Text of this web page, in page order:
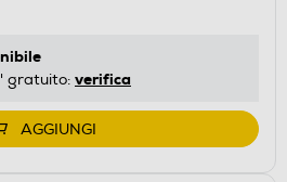
gratuito: verifica
AGGIUNGI